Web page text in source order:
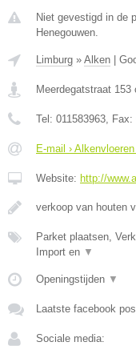
Niet gevestigd in de
Henegouwen.
Limburg » Alken
Meerdegatstraat 153
Tel: 011583963, Fax:
E-mail ›
Website: http://
verkoop van houten
Parket plaatsen,
Import en ▼
Openingstijden ▼
Laatste facebook
Sociale media: